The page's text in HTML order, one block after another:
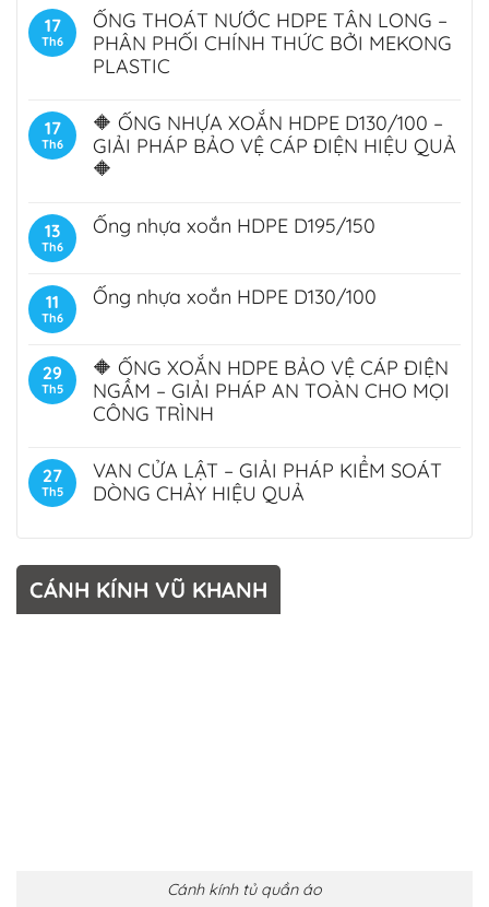
17
Th6
ỐNG THOÁT NƯỚC HDPE TÂN LONG –
PHÂN PHỐI CHÍNH THỨC BỞI MEKONG
PLASTIC
17
Th6
🔶 ỐNG NHỰA XOẮN HDPE D130/100 –
GIẢI PHÁP BẢO VỆ CÁP ĐIỆN HIỆU QUẢ
🔶
13
Th6
Ống nhựa xoắn HDPE D195/150
11
Th6
Ống nhựa xoắn HDPE D130/100
29
Th5
🔶 ỐNG XOẮN HDPE BẢO VỆ CÁP ĐIỆN
NGẦM – GIẢI PHÁP AN TOÀN CHO MỌI
CÔNG TRÌNH
27
Th5
VAN CỬA LẬT – GIẢI PHÁP KIỂM SOÁT
DÒNG CHẢY HIỆU QUẢ
CÁNH KÍNH VŨ KHANH
Cánh kính tủ quần áo